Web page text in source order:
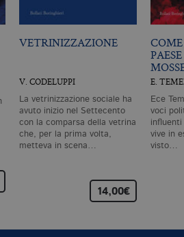
VETRINIZZAZIONE
V. CODELUPPI
La vetrinizzazione sociale ha
avuto inizio nel Settecento
con la comparsa della vetrina
che, per la prima volta,
metteva in scena…
14,00€
E.
Ece
voci
influenti
vive in
visto…
è